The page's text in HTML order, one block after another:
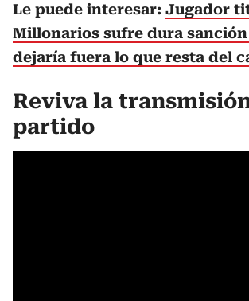
Le puede interesar: Jugador
Millonarios sufre dura
dejaría fuera lo que resta del
Reviva la
partido